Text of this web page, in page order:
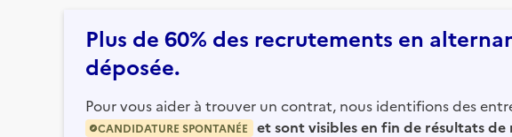
Plus de 60% des recrutements en
déposée.
Pour vous aider à trouver un contrat, nous identifions des
CANDIDATURE SPONTANÉE
et sont visibles en fin de résultats de